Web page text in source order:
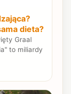
dieta?
Graal
to miliardy